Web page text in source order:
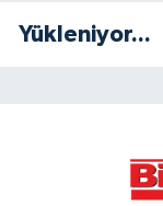
Yükleniyor...